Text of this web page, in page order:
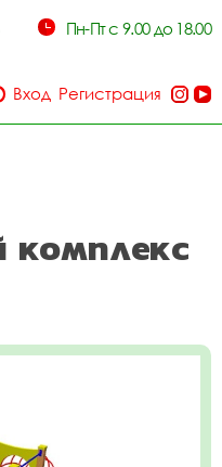
Пн-Пт с 9.00 до 18.00
Вход Регистрация
комплекс